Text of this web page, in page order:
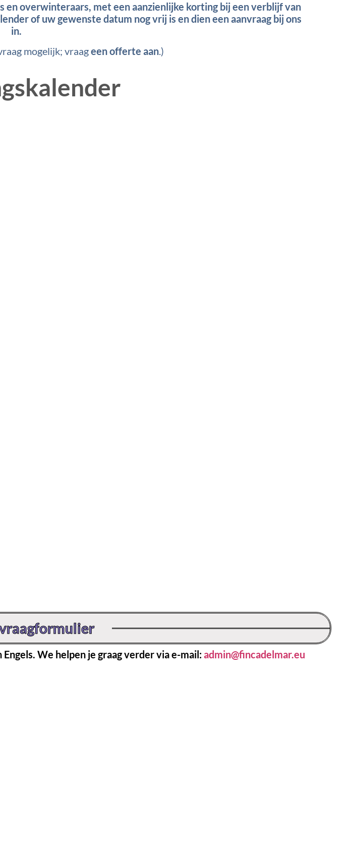
overwinteraars, met een aanzienlijke korting bij een verblijf van
of uw gewenste datum nog vrij is en dien een aanvraag bij ons
in.
mogelijk; vraageen offerte aan.)
We helpen je graag verder via e-mail:admin@fincadelmar.eu